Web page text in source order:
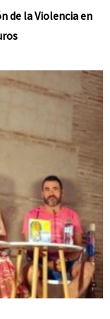
de la Violencia en